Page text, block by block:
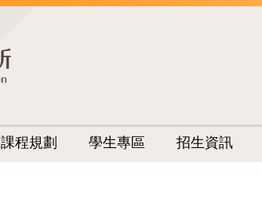
課程規劃 學生專區 招生資訊